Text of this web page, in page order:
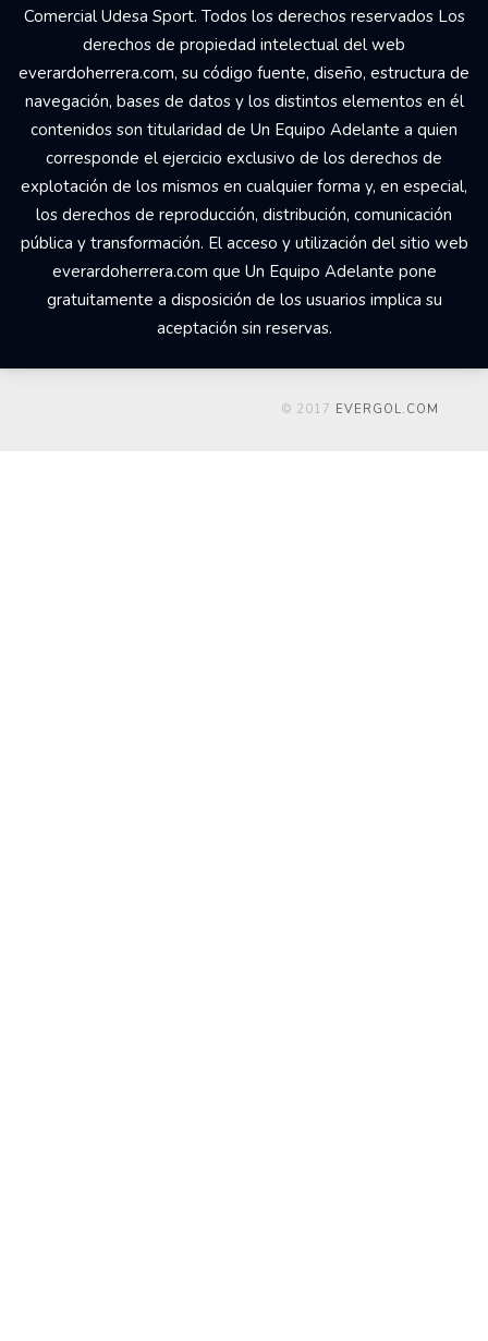
Comercial Udesa Sport. Todos los derechos reservados Los
derechos de propiedad intelectual del web
everardoherrera.com, su código fuente, diseño, estructura de
navegación, bases de datos y los distintos elementos en él
contenidos son titularidad de Un Equipo Adelante a quien
corresponde el ejercicio exclusivo de los derechos de
explotación de los mismos en cualquier forma y, en especial,
los derechos de reproducción, distribución, comunicación
pública y transformación. El acceso y utilización del sitio web
everardoherrera.com que Un Equipo Adelante pone
gratuitamente a disposición de los usuarios implica su
aceptación sin reservas.
© 2017 EVERGOL.COM